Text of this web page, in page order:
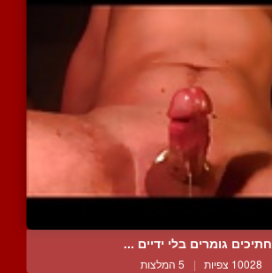
חתיכים גומרים בלי ידיים ...
10028 צפיות | 5 המלצות